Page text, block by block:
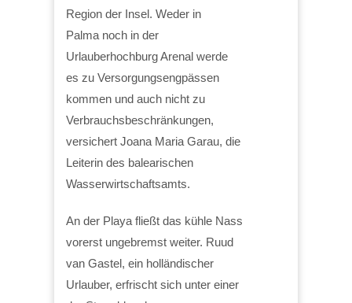
Region der Insel. Weder in
Palma noch in der
Urlauberhochburg Arenal werde
es zu Versorgungsengpässen
kommen und auch nicht zu
Verbrauchsbeschränkungen,
versichert Joana Maria Garau, die
Leiterin des balearischen
Wasserwirtschaftsamts.
An der Playa fließt das kühle Nass
vorerst ungebremst weiter. Ruud
van Gastel, ein holländischer
Urlauber, erfrischt sich unter einer